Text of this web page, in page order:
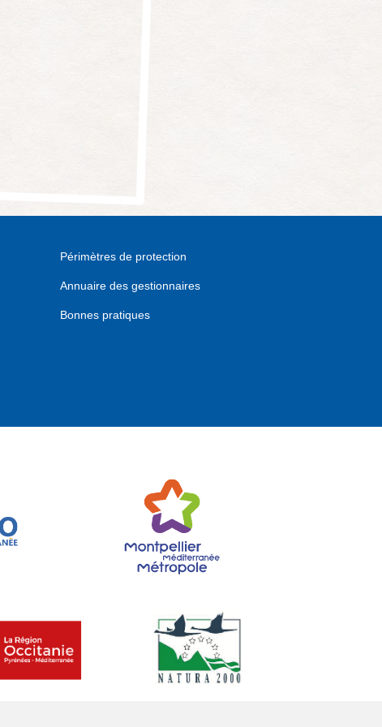
Périmètres de protection
Annuaire des gestionnaires
Bonnes pratiques